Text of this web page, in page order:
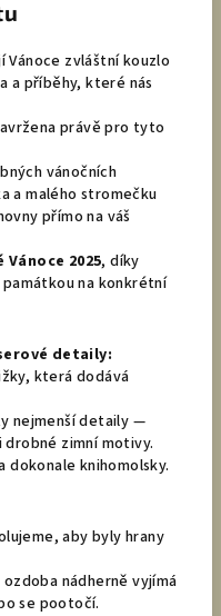
Vánoce zvláštní kouzlo
a příběhy, které nás
právě pro tyto
vánočních
a malého stromečku
přímo na váš
Vánoce 2025, díky
na konkrétní
detaily:
která dodává
nejmenší detaily —
zimní motivy.
dokonale knihomolsky.
aby byly hrany
nádherně vyjímá
se pootočí.